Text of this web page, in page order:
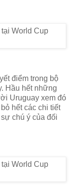
điểm trong bộ
Hầu hết những
Uruguay xem đó
hết các chi tiết
chú ý của đối